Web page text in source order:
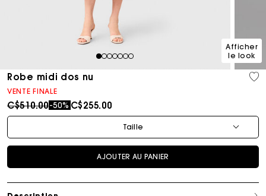
1234567
Afficher
le look
Robe midi dos nu
VENTE FINALE
Price reduced from
C$510.00to
-50% C$255.00
Taille
AJOUTER AU PANIER